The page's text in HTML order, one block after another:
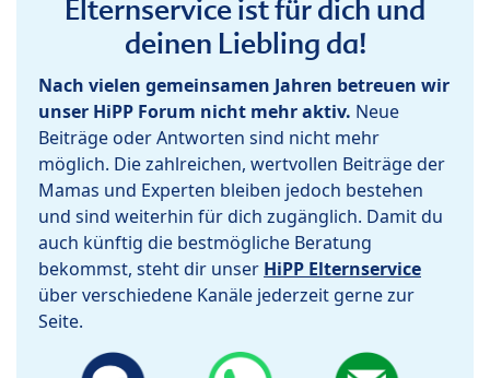
Elternservice ist für dich und
deinen Liebling da!
Nach vielen gemeinsamen Jahren betreuen wir
unser HiPP Forum nicht mehr aktiv. Neue
Beiträge oder Antworten sind nicht mehr
möglich. Die zahlreichen, wertvollen Beiträge der
Mamas und Experten bleiben jedoch bestehen
und sind weiterhin für dich zugänglich. Damit du
auch künftig die bestmögliche Beratung
bekommst, steht dir unser HiPP Elternservice
über verschiedene Kanäle jederzeit gerne zur
Seite.